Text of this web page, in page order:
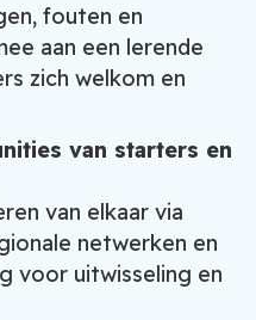
fouten en
aan een lerende
zich welkom en
van starters en
van elkaar via
netwerken en
voor uitwisseling en